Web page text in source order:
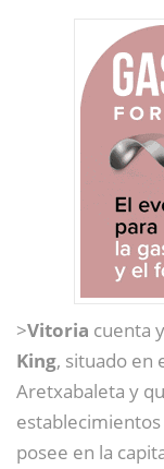
>Vitoria cuenta
King, situado en
Aretxabaleta y
posee en la